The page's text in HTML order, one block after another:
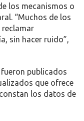
los mecanismos o
“Muchos de los
reclamar
sin hacer ruido”,
publicados
que ofrece
los datos de